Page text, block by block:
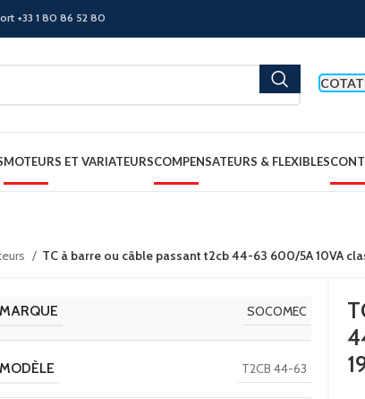
+33 1 80 86 52 80
MOTEURS ET VARIATEURSCOMPENSATEURS & FLEXIBLES
TC à barre ou câble passant t2cb 44-63 600/5A 10VA
MARQUE SOCOMEC
MODÈLE T2CB 44-63